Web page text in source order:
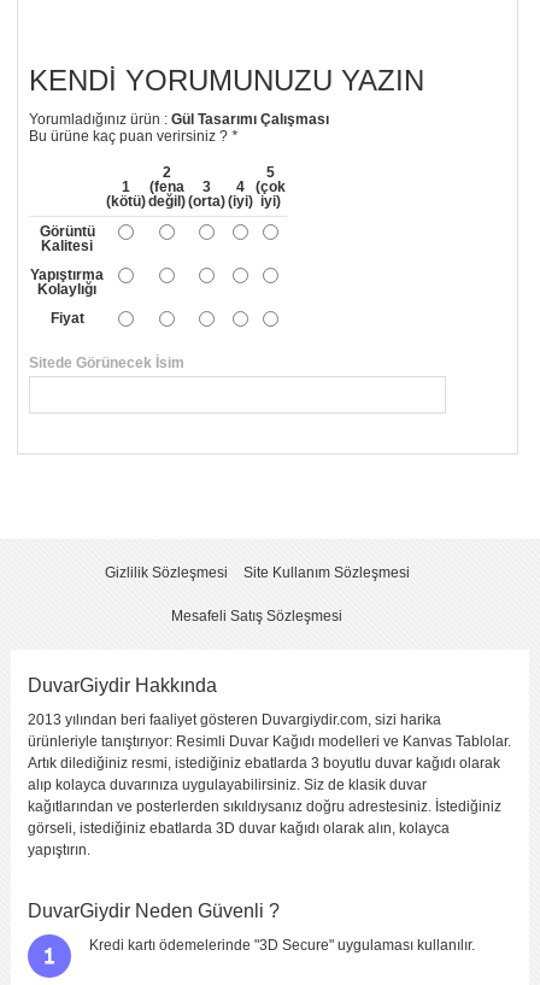
KENDI YORUMUNUZU YAZIN
Yorumladığınız ürün :Gül Tasarımı Çalışması
Bu ürüne kaç puan verirsiniz ?*
1
(kötü)
2
(fena
değil)
3
(orta)
4
(iyi)
5
(çok
iyi)
Görüntü
Kalitesi
Yapıştırma
Kolaylığı
Fiyat
Sitede Görünecek İsim
Yorumu Gönder
Gizlilik Sözleşmesi Site Kullanım Sözleşmesi
Mesafeli Satış Sözleşmesi
DuvarGiydir Hakkında
2013 yılından beri faaliyet gösteren Duvargiydir.com, sizi harika
ürünleriyle tanıştırıyor: Resimli Duvar Kağıdı modelleri ve Kanvas Tablolar.
Artık dilediğiniz resmi, istediğiniz ebatlarda 3 boyutlu duvar kağıdı olarak
alıp kolayca duvarınıza uygulayabilirsiniz. Siz de klasik duvar
kağıtlarından ve posterlerden sıkıldıysanız doğru adrestesiniz. İstediğiniz
görseli, istediğiniz ebatlarda 3D duvar kağıdı olarak alın, kolayca
yapıştırın.
DuvarGiydir Neden Güvenli ?
Kredi kartı ödemelerinde "3D Secure" uygulaması kullanılır.